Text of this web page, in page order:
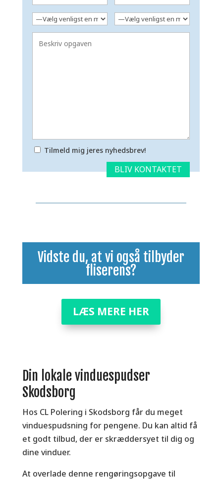
Tilmeld mig jeres nyhedsbrev!
Vidste du, at vi også tilbyder
fliserens?
LÆS MERE HER
Din lokale vinduespudser
Skodsborg
Hos CL Polering i Skodsborg får du meget
vinduespudsning for pengene. Du kan altid få
et godt tilbud, der er skræddersyet til dig og
dine vinduer.
At overlade denne rengøringsopgave til